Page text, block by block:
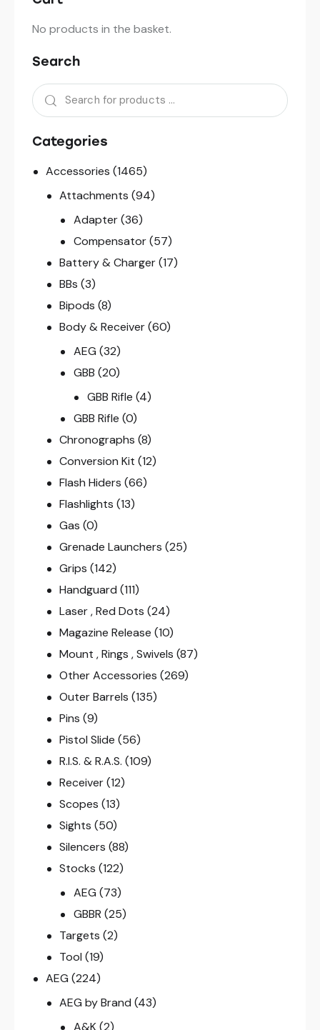
No products in the basket.
Search
Categories
Accessories (1465)
Attachments (94)
Adapter (36)
Compensator (57)
Battery & Charger (17)
BBs (3)
Bipods (8)
Body & Receiver (60)
AEG (32)
GBB (20)
GBB Rifle (4)
GBB Rifle (0)
Chronographs (8)
Conversion Kit (12)
Flash Hiders (66)
Flashlights (13)
Gas (0)
Grenade Launchers (25)
Grips (142)
Handguard (111)
Laser , Red Dots (24)
Magazine Release (10)
Mount , Rings , Swivels (87)
Other Accessories (269)
Outer Barrels (135)
Pins (9)
Pistol Slide (56)
R.I.S. & R.A.S. (109)
Receiver (12)
Scopes (13)
Sights (50)
Silencers (88)
Stocks (122)
AEG (73)
GBBR (25)
Targets (2)
Tool (19)
AEG (224)
AEG by Brand (43)
A&K (2)